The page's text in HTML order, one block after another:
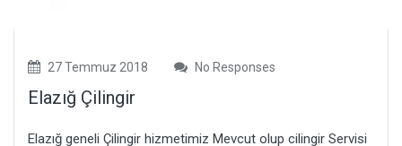
27 Temmuz 2018 No Responses
Elazığ Çilingir
Elazığ geneli Çilingir hizmetimiz Mevcut olup cilingir Servisi